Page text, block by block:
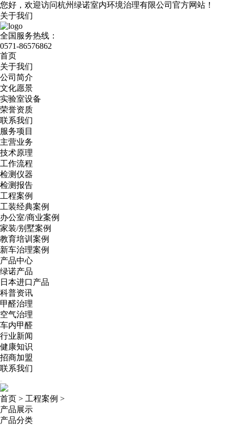
您好，欢迎访问杭州绿诺室内环境治理有限公司官方网站！
关于我们
全国服务热线：
0571-86576862
首页
关于我们
公司简介
文化愿景
实验室设备
荣誉资质
联系我们
服务项目
主营业务
技术原理
工作流程
检测仪器
检测报告
工程案例
工装经典案例
办公室/商业案例
家装/别墅案例
教育培训案例
新车治理案例
产品中心
绿诺产品
日本进口产品
科普资讯
甲醛治理
空气治理
车内甲醛
行业新闻
健康知识
招商加盟
联系我们
首页 > 工程案例 >
产品展示
产品分类